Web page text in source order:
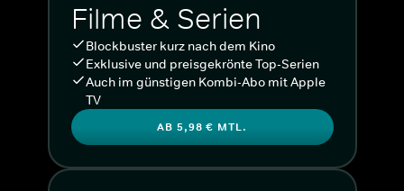
Filme & Serien
Blockbuster kurz nach dem Kino
Exklusive und preisgekrönte Top-Serien
Auch im günstigen Kombi-Abo mit Apple
TV
AB 5,98 € MTL.